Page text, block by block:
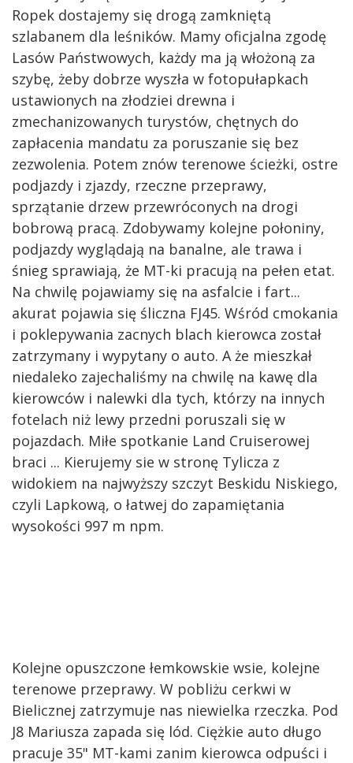
Ropek dostajemy się drogą zamkniętą
szlabanem dla leśników. Mamy oficjalna zgodę
Lasów Państwowych, każdy ma ją włożoną za
szybę, żeby dobrze wyszła w fotopułapkach
ustawionych na złodziei drewna i
zmechanizowanych turystów, chętnych do
zapłacenia mandatu za poruszanie się bez
zezwolenia. Potem znów terenowe ścieżki, ostre
podjazdy i zjazdy, rzeczne przeprawy,
sprzątanie drzew przewróconych na drogi
bobrową pracą. Zdobywamy kolejne połoniny,
podjazdy wyglądają na banalne, ale trawa i
śnieg sprawiają, że MT-ki pracują na pełen etat.
Na chwilę pojawiamy się na asfalcie i fart...
akurat pojawia się śliczna FJ45. Wśród cmokania
i poklepywania zacnych blach kierowca został
zatrzymany i wypytany o auto. A że mieszkał
niedaleko zajechaliśmy na chwilę na kawę dla
kierowców i nalewki dla tych, którzy na innych
fotelach niż lewy przedni poruszali się w
pojazdach. Miłe spotkanie Land Cruiserowej
braci ... Kierujemy sie w stronę Tylicza z
widokiem na najwyższy szczyt Beskidu Niskiego,
czyli Lapkową, o łatwej do zapamiętania
wysokości 997 m npm.
Kolejne opuszczone łemkowskie wsie, kolejne
terenowe przeprawy. W pobliżu cerkwi w
Bielicznej zatrzymuje nas niewielka rzeczka. Pod
J8 Mariusza zapada się lód. Ciężkie auto długo
pracuje 35" MT-kami zanim kierowca odpuści i